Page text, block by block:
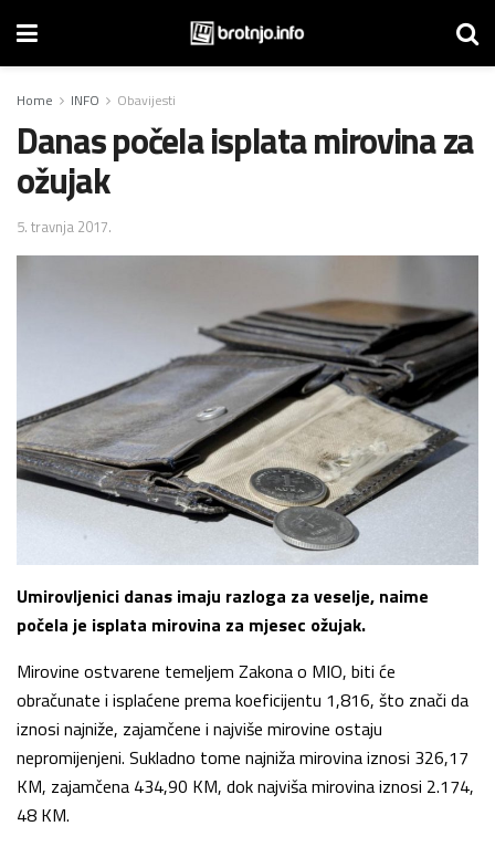
Home INFO Obavijesti
Danas počela isplata mirovina za
ožujak
5. travnja 2017.
Umirovljenici danas imaju razloga za veselje, naime
počela je isplata mirovina za mjesec ožujak.
Mirovine ostvarene temeljem Zakona o MIO, biti će
obračunate i isplaćene prema koeficijentu 1,816, što znači da
iznosi najniže, zajamčene i najviše mirovine ostaju
nepromijenjeni. Sukladno tome najniža mirovina iznosi 326,17
KM, zajamčena 434,90 KM, dok najviša mirovina iznosi 2.174,
48 KM.